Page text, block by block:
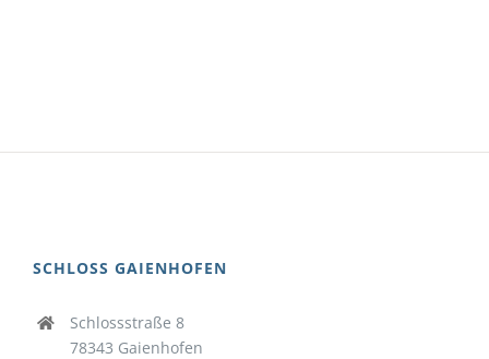
SCHLOSS GAIENHOFEN
Schlossstraße 8
78343 Gaienhofen